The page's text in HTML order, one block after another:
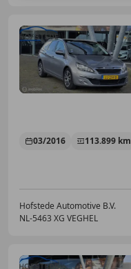
03/2016 113.899 km
Hofstede Automotive B.V.
NL-5463 XG VEGHEL